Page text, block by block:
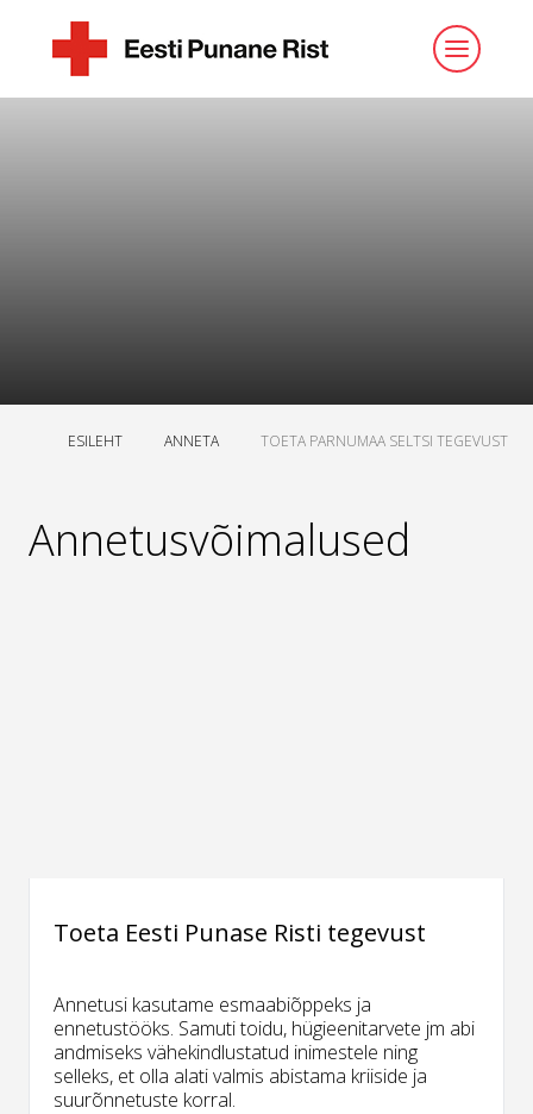
ESILEHT ANNETA TOETA PARNUMAA SELTSI TEGEVUST
Annetusvõimalused
Toeta Eesti Punase Risti tegevust
Annetusi kasutame esmaabiõppeks ja
ennetustööks. Samuti toidu, hügieenitarvete jm abi
andmiseks vähekindlustatud inimestele ning
selleks, et olla alati valmis abistama kriiside ja
suurõnnetuste korral.